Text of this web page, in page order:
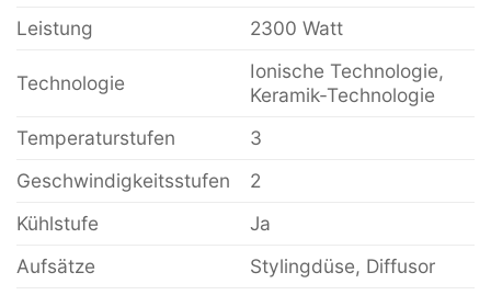
Leistung
2300 Watt
Technologie
Ionische Technologie,
Keramik-Technologie
Temperaturstufen
3
Geschwindigkeitsstufen
2
Kühlstufe
Ja
Aufsätze
Stylingdüse, Diffusor